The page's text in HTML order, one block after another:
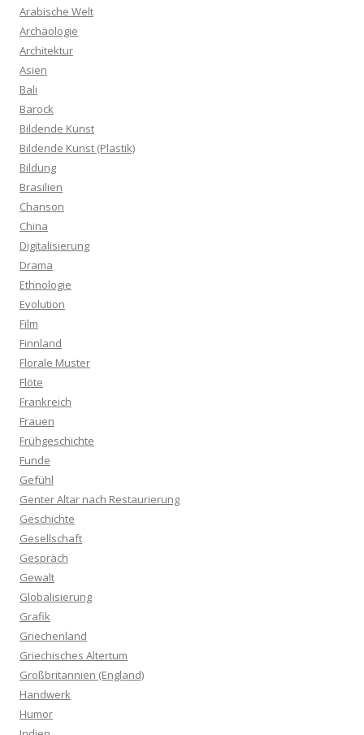
Arabische Welt
Archäologie
Architektur
Asien
Bali
Barock
Bildende Kunst
Bildende Kunst (Plastik)
Bildung
Brasilien
Chanson
China
Digitalisierung
Drama
Ethnologie
Evolution
Film
Finnland
Florale Muster
Flöte
Frankreich
Frauen
Frühgeschichte
Funde
Gefühl
Genter Altar nach Restaurierung
Geschichte
Gesellschaft
Gespräch
Gewalt
Globalisierung
Grafik
Griechenland
Griechisches Altertum
Großbritannien (England)
Handwerk
Humor